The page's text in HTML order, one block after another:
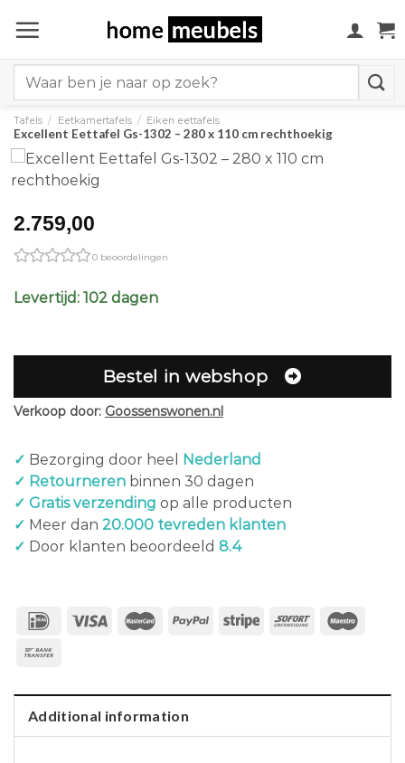
naar
for:
Tafels / Eetkamertafels / Eiken eettafels
Excellent Eettafel Gs-1302 – 280 x 110 cm rechthoekig
2.759,00
0 beoordelingen
Levertijd: 102 dagen
Bestel in webshop
Verkoop door: Goossenswonen.nl
✓ Bezorging door heel
Nederland
✓ Retourneren binnen 30 dagen
✓ Gratis verzending op alle producten
✓ Meer dan 20.000 tevreden klanten
✓ Door klanten beoordeeld 8.4
Additional information